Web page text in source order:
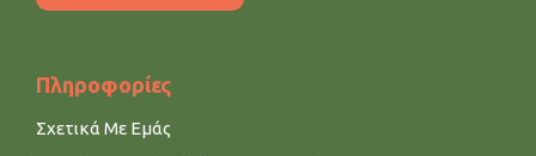
Πληροφορίες
Σχετικά Με Εμάς